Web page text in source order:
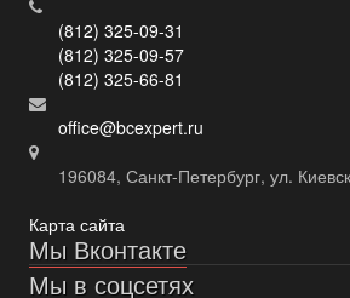
(812) 325-09-31
(812) 325-09-57
(812) 325-66-81
office@bcexpert.ru
196084, Санкт-Петербург, ул.
Карта сайта
Мы Вконтакте
Мы в соцсетях